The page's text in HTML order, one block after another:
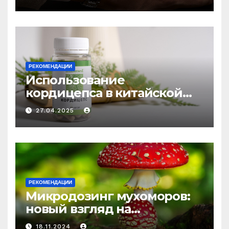
РЕКОМЕНДАЦИИ
Использование
кордицепса в китайской
медицине: природное
средство против усталости
и истощения
27.04.2025
РЕКОМЕНДАЦИИ
Микродозинг мухоморов:
новый взгляд на
психоделику
18.11.2024